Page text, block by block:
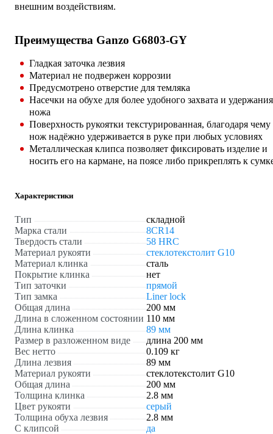
внешним воздействиям.
Преимущества Ganzo G6803-GY
Гладкая заточка лезвия
Материал не подвержен коррозии
Предусмотрено отверстие для темляка
Насечки на обухе для более удобного захвата и удержания
ножа
Поверхность рукоятки текстурированная, благодаря чему
нож надёжно удерживается в руке при любых условиях
Металлическая клипса позволяет фиксировать изделие и
носить его на кармане, на поясе либо прикреплять к
Характеристики
Тип
складной
Марка стали
8CR14
Твердость стали
58 HRC
Материал рукояти
стеклотекстолит G10
Материал клинка
сталь
Покрытие клинка
нет
Тип заточки
прямой
Тип замка
Liner lock
Общая длина
200 мм
Длина в сложенном состоянии 110 мм
Длина клинка
89 мм
Размер в разложенном виде
длина 200 мм
Вес нетто
0.109 кг
Длина лезвия
89 мм
Материал рукояти
стеклотекстолит G10
Общая длина
200 мм
Толщина клинка
2.8 мм
Цвет рукояти
серый
Толщина обуха лезвия
2.8 мм
С клипсой
да